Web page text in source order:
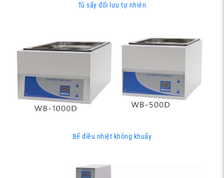
Tủ sấy đối lưu tự nhiên
Bể điều nhiệt không khuấy